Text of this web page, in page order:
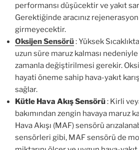
performansı düşücektir ve yakıt
Gerektiğinde aracınız
girmeyecektir.
Oksijen Sensörü: Yüksek
uzun süre maruz kalması
zamanla değiştirilmesi gerekir.
hayati öneme sahip hava-yakıt
sağlar.
Kütle Hava Akış Sensörü: Kirli
bakımından zengin havaya maruz
Hava Akışı (MAF) sensörü
sensörleri gibi, MAF sensörü de